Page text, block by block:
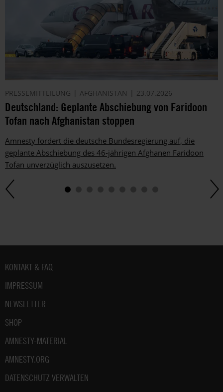
PRESSEMITTEILUNG AFGHANISTAN 23.07.2026
Deutschland: Geplante Abschiebung von Faridoon
Tofan nach Afghanistan stoppen
Amnesty fordert die deutsche Bundesregierung auf, die
geplante Abschiebung des 46-jährigen Afghanen Faridoon
Tofan unverzüglich auszusetzen.
Fußbereich
KONTAKT & FAQ
IMPRESSUM
NEWSLETTER
SHOP
AMNESTY-MATERIAL
AMNESTY.ORG
DATENSCHUTZ VERWALTEN